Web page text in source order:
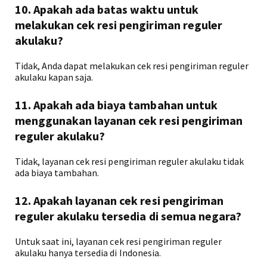
10. Apakah ada batas waktu untuk
melakukan cek resi pengiriman reguler
akulaku?
Tidak, Anda dapat melakukan cek resi pengiriman reguler
akulaku kapan saja.
11. Apakah ada biaya tambahan untuk
menggunakan layanan cek resi pengiriman
reguler akulaku?
Tidak, layanan cek resi pengiriman reguler akulaku tidak
ada biaya tambahan.
12. Apakah layanan cek resi pengiriman
reguler akulaku tersedia di semua negara?
Untuk saat ini, layanan cek resi pengiriman reguler
akulaku hanya tersedia di Indonesia.